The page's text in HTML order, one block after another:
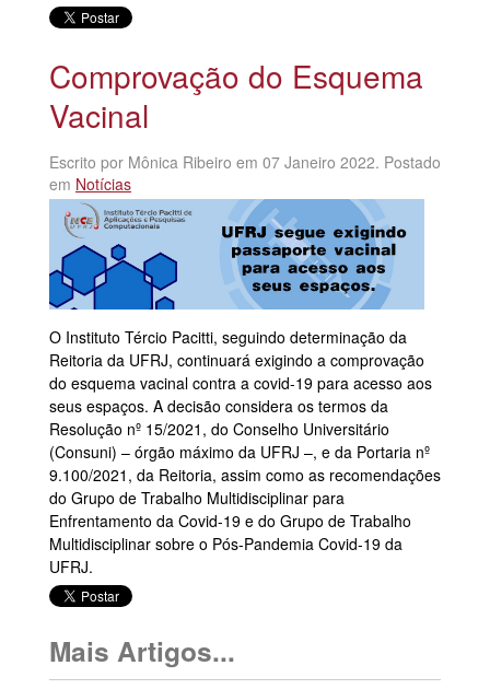
Comprovação do Esquema
Vacinal
Escrito por Mônica Ribeiro em 07 Janeiro 2022. Postado
em Notícias
O Instituto Tércio Pacitti, seguindo determinação da
Reitoria da UFRJ, continuará exigindo a comprovação
do esquema vacinal contra a covid-19 para acesso aos
seus espaços. A decisão considera os termos da
Resolução nº 15/2021, do Conselho Universitário
(Consuni) – órgão máximo da UFRJ –, e da Portaria nº
9.100/2021, da Reitoria, assim como as recomendações
do Grupo de Trabalho Multidisciplinar para
Enfrentamento da Covid-19 e do Grupo de Trabalho
Multidisciplinar sobre o Pós-Pandemia Covid-19 da
UFRJ.
Mais Artigos...